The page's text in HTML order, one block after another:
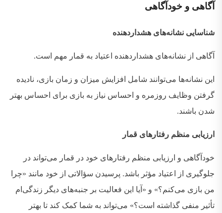
آگاهی و خودآگاهی
شناسایی نشانه‌های هشداردهنده
آگاهی از نشانه‌های هشداردهنده اعتیاد به قمار مهم است.
این نشانه‌ها می‌توانند شامل افزایش میزان و زمان بازی، نادیده
گرفتن وظایف روزمره و احساس نیاز به بازی برای احساس بهتر
شدن باشند.
ارزیابی منظم رفتارهای قمار
خودآگاهی و ارزیابی منظم رفتارهای خود در قمار می‌تواند در
جلوگیری از اعتیاد مؤثر باشد. پرسیدن سؤالاتی از خود مانند «چرا
من بازی می‌کنم؟» و « آیا این فعالیت بر جنبه‌های دیگر زندگی‌ام
تأثیر منفی گذاشته است؟» می‌تواند به شما کمک کند تا بهتر